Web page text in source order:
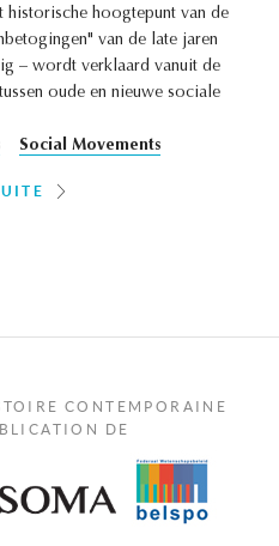
hoogtepunt van de
van de late jaren
– wordt verklaard vanuit de
oude en nieuwe sociale
Social Movements
CONTEMPORAINE
DE